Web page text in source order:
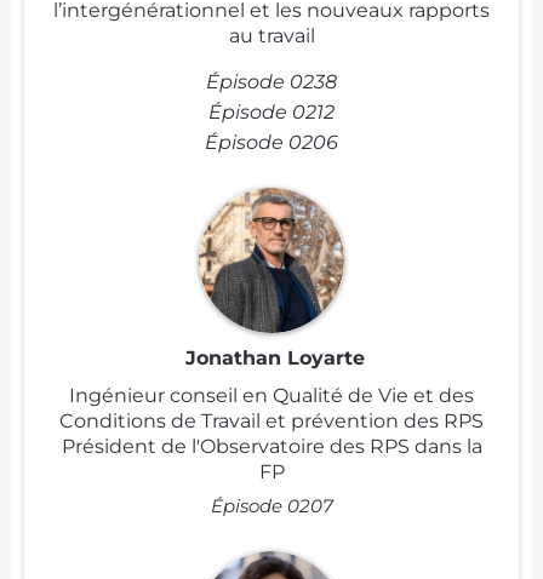
l’intergénérationnel et les nouveaux rapports
au travail
Épisode 0238
Épisode 0212
Épisode 0206
Jonathan Loyarte
Ingénieur conseil en Qualité de Vie et des
Conditions de Travail et prévention des RPS
Président de l'Observatoire des RPS dans la
FP
Épisode 0207